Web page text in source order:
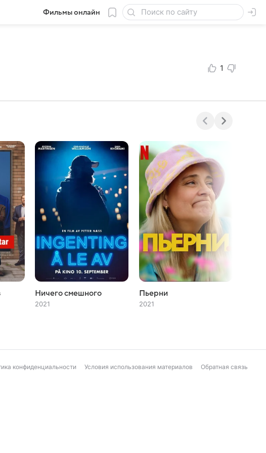
Фильмы онлайн
1
Ничего смешного
2021
Пьерни
2021
конфиденциальности Условия использования материалов Обратная связь